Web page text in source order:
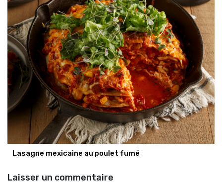
Lasagne mexicaine au poulet fumé
Laisser un commentaire